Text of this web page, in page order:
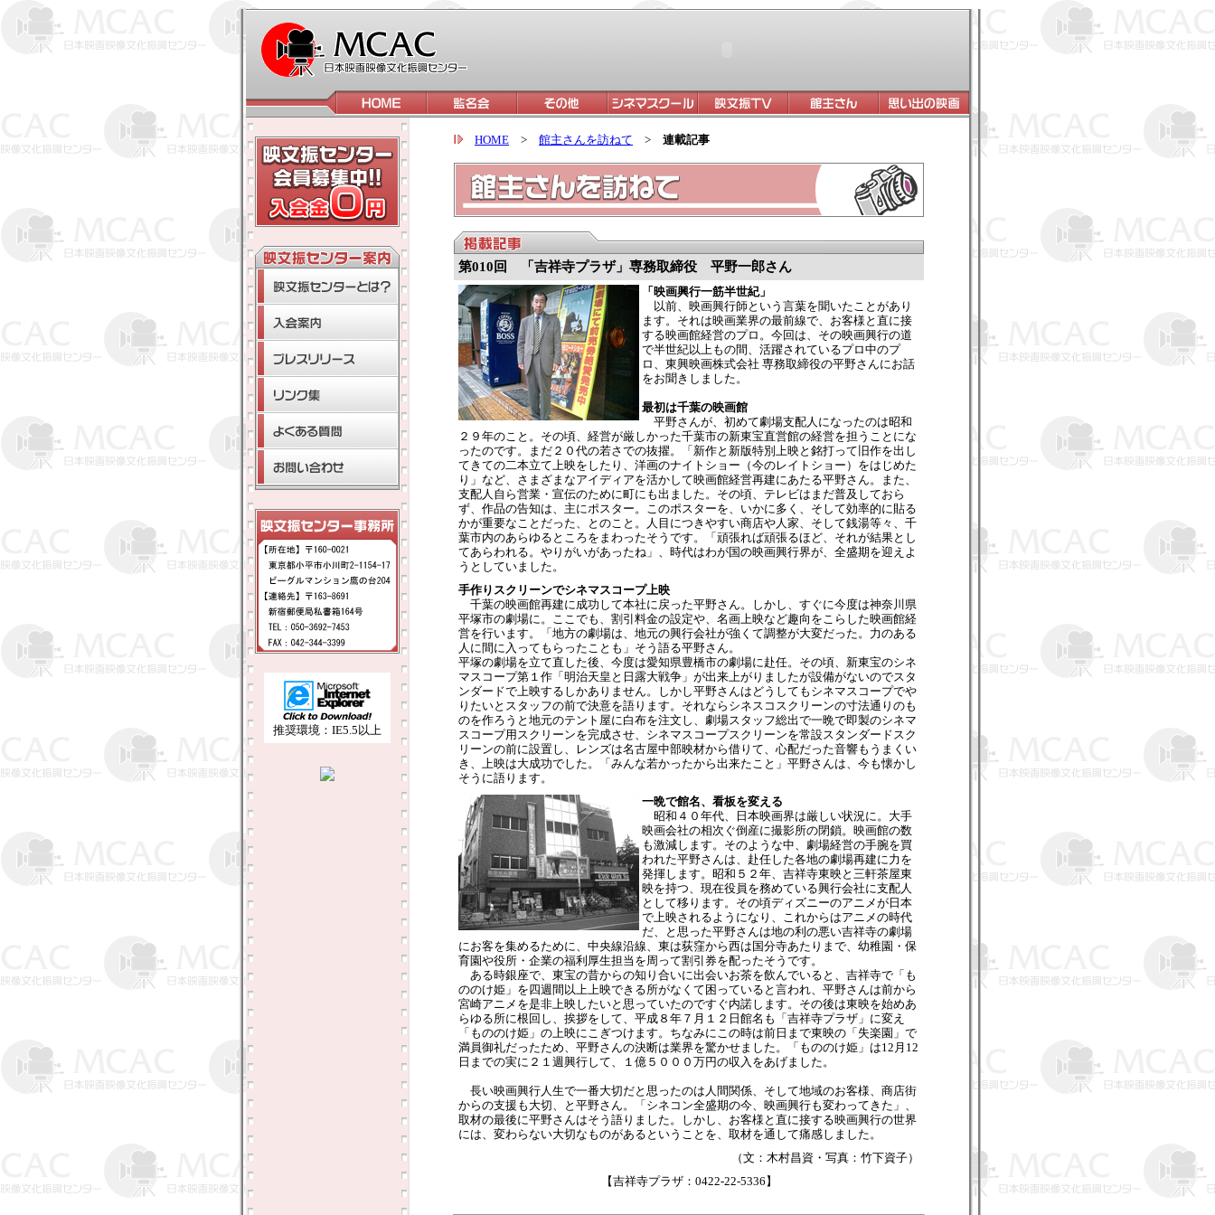
推奨環境：IE5.5以上
HOME > 館主さんを訪ねて > 連載記事
第010回 「吉祥寺プラザ」専務取締役 平野一郎さん
「映画興行一筋半世紀」
以前、映画興行師という言葉を聞いたことがあり
ます。それは映画業界の最前線で、お客様と直に接
する映画館経営のプロ。今回は、その映画興行の道
で半世紀以上もの間、活躍されているプロ中のプ
ロ、東興映画株式会社 専務取締役の平野さんにお話
をお聞きしました。
最初は千葉の映画館
平野さんが、初めて劇場支配人になったのは昭和
２９年のこと。その頃、経営が厳しかった千葉市の新東宝直営館の経営を担うことにな
ったのです。まだ２０代の若さでの抜擢。「新作と新版特別上映と銘打って旧作を出し
てきての二本立て上映をしたり、洋画のナイトショー（今のレイトショー）をはじめた
り」など、さまざまなアイディアを活かして映画館経営再建にあたる平野さん。また、
支配人自ら営業・宣伝のために町にも出ました。その頃、テレビはまだ普及しておら
ず、作品の告知は、主にポスター。このポスターを、いかに多く、そして効率的に貼る
かが重要なことだった、とのこと。人目につきやすい商店や人家、そして銭湯等々、千
葉市内のあらゆるところをまわったそうです。「頑張れば頑張るほど、それが結果とし
てあらわれる。やりがいがあったね」、時代はわが国の映画興行界が、全盛期を迎えよ
うとしていました。
手作りスクリーンでシネマスコープ上映
千葉の映画館再建に成功して本社に戻った平野さん。しかし、すぐに今度は神奈川県
平塚市の劇場に。ここでも、割引料金の設定や、名画上映など趣向をこらした映画館経
営を行います。「地方の劇場は、地元の興行会社が強くて調整が大変だった。力のある
人に間に入ってもらったことも」そう語る平野さん。
平塚の劇場を立て直した後、今度は愛知県豊橋市の劇場に赴任。その頃、新東宝のシネ
マスコープ第１作「明治天皇と日露大戦争」が出来上がりましたが設備がないのでスタ
ンダードで上映するしかありません。しかし平野さんはどうしてもシネマスコープでや
りたいとスタッフの前で決意を語ります。それならシネスコスクリーンの寸法通りのも
のを作ろうと地元のテント屋に白布を注文し、劇場スタッフ総出で一晩で即製のシネマ
スコープ用スクリーンを完成させ、シネマスコープスクリーンを常設スタンダードスク
リーンの前に設置し、レンズは名古屋中部映材から借りて、心配だった音響もうまくい
き、上映は大成功でした。「みんな若かったから出来たこと」平野さんは、今も懐かし
そうに語ります。
一晩で館名、看板を変える
昭和４０年代、日本映画界は厳しい状況に。大手
映画会社の相次ぐ倒産に撮影所の閉鎖。映画館の数
も激減します。そのような中、劇場経営の手腕を買
われた平野さんは、赴任した各地の劇場再建に力を
発揮します。昭和５２年、吉祥寺東映と三軒茶屋東
映を持つ、現在役員を務めている興行会社に支配人
として移ります。その頃ディズニーのアニメが日本
で上映されるようになり、これからはアニメの時代
だ、と思った平野さんは地の利の悪い吉祥寺の劇場
にお客を集めるために、中央線沿線、東は荻窪から西は国分寺あたりまで、幼稚園・保
育園や役所・企業の福利厚生担当を周って割引券を配ったそうです。
ある時銀座で、東宝の昔からの知り合いに出会いお茶を飲んでいると、吉祥寺で「も
ののけ姫」を四週間以上上映できる所がなくて困っていると言われ、平野さんは前から
宮崎アニメを是非上映したいと思っていたのですぐ内諾します。その後は東映を始めあ
らゆる所に根回し、挨拶をして、平成８年７月１２日館名も「吉祥寺プラザ」に変え
「もののけ姫」の上映にこぎつけます。ちなみにこの時は前日まで東映の「失楽園」で
満員御礼だったため、平野さんの決断は業界を驚かせました。「もののけ姫」は12月12
日までの実に２１週興行して、１億５０００万円の収入をあげました。
長い映画興行人生で一番大切だと思ったのは人間関係、そして地域のお客様、商店街
からの支援も大切、と平野さん。「シネコン全盛期の今、映画興行も変わってきた」、
取材の最後に平野さんはそう語りました。しかし、お客様と直に接する映画興行の世界
には、変わらない大切なものがあるということを、取材を通して痛感しました。
（文：木村昌資・写真：竹下資子）
【吉祥寺プラザ：0422-22-5336】